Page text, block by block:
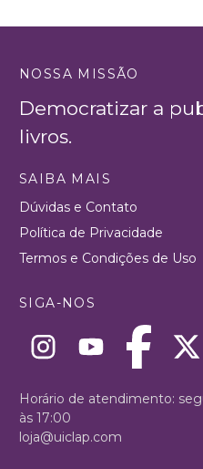
NOSSA MISSÃO
Democratizar a
livros.
SAIBA MAIS
Dúvidas e Contato
Política de Privacidade
Termos e Condições de Uso
SIGA-NOS
Horário de atendimento:
às 17:00
loja@uiclap.com